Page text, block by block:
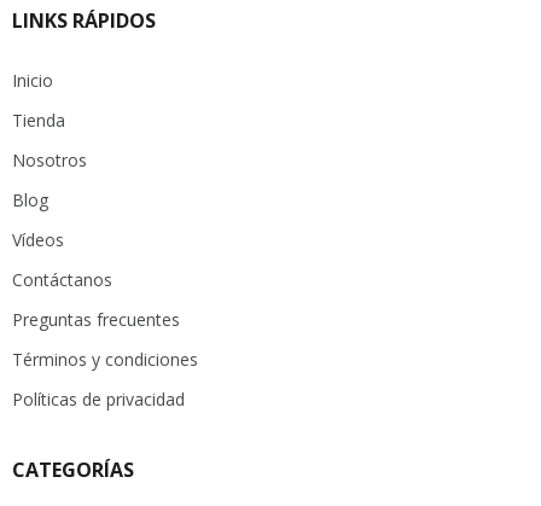
LINKS RÁPIDOS
Inicio
Tienda
Nosotros
Blog
Vídeos
Contáctanos
Preguntas frecuentes
Términos y condiciones
Políticas de privacidad
CATEGORÍAS